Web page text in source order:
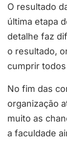
O resultado
última etapa
detalhe faz
o resultado,
cumprir
No fim das
organização
muito as
a faculdade